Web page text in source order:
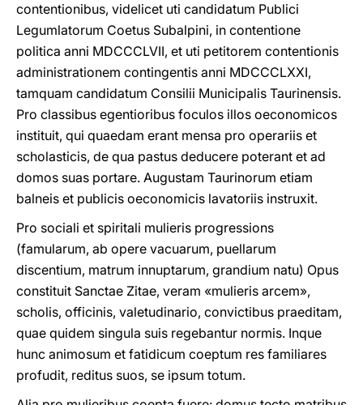
contentionibus, videlicet uti candidatum Publici
Legumlatorum Coetus Subalpini, in contentione
politica anni MDCCCLVII, et uti petitorem contentionis
administrationem contingentis anni MDCCCLXXI,
tamquam candidatum Consilii Municipalis Taurinensis.
Pro classibus egentioribus foculos illos oeconomicos
instituit, qui quaedam erant mensa pro operariis et
scholasticis, de qua pastus deducere poterant et ad
domos suas portare. Augustam Taurinorum etiam
balneis et publicis oeconomicis lavatoriis instruxit.
Pro sociali et spiritali mulieris progressions
(famularum, ab opere vacuarum, puellarum
discentium, matrum innuptarum, grandium natu) Opus
constituit Sanctae Zitae, veram «mulieris arcem»,
scholis, officinis, valetudinario, convictibus praeditam,
quae quidem singula suis regebantur normis. Inque
hunc animosum et fatidicum coeptum res familiares
profudit, reditus suos, se ipsum totum.